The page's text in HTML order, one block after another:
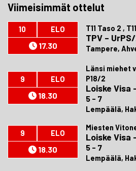
Viimeisimmät ottelut
10 ELO
17.30
T11 Taso 2 , T11
TPV –
Tampere,
9 ELO
18.30
Länsi miehet
P18/2
Loiske Visa
5 - 7
Lempäälä,
9 ELO
18.30
Miesten
Loiske Visa
5 - 7
Lempäälä,